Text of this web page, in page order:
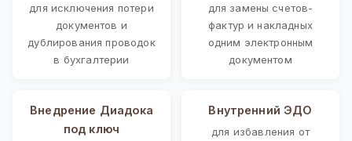
для исключения потери
документов и
дублирования проводок
в бухгалтерии
для замены счетов-
фактур и накладных
одним электронным
документом
Внедрение Диадока
под ключ
Внутренний ЭДО
для избавления от